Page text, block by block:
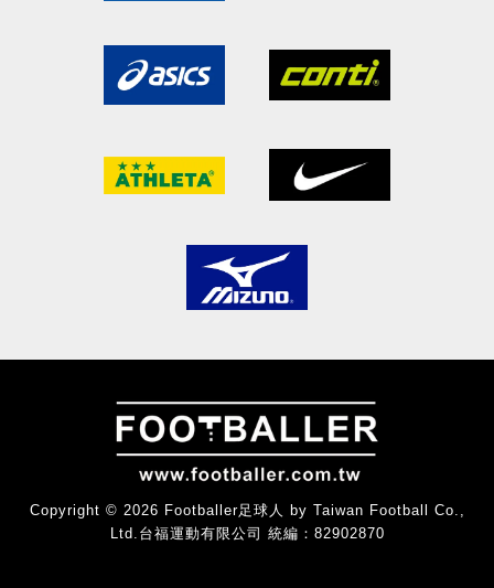
Copyright © 2026 Footballer足球人 by Taiwan Football Co.,
Ltd.台福運動有限公司 統編：82902870